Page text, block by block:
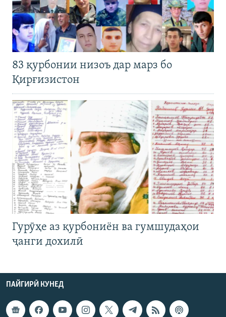
83 қурбонии низоъ дар марз бо
Қирғизистон
Гурӯҳе аз қурбониён ва гумшудаҳои
ҷанги дохилӣ
ПАЙГИРӢ КУНЕД